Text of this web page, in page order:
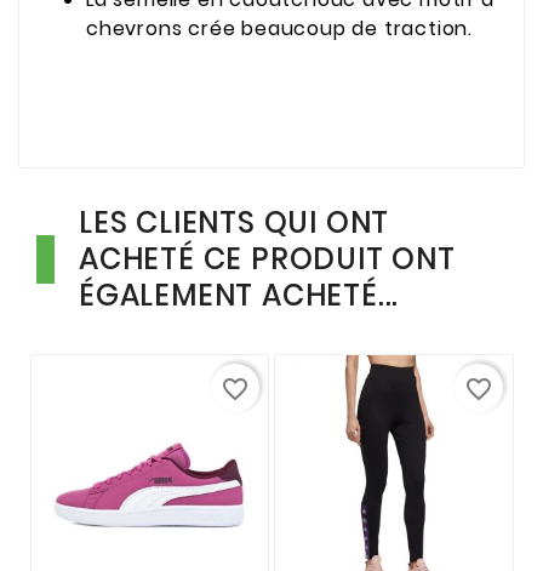
chevrons crée beaucoup de traction.
LES CLIENTS QUI ONT
ACHETÉ CE PRODUIT ONT
ÉGALEMENT ACHETÉ...
favorite_border favorite_border